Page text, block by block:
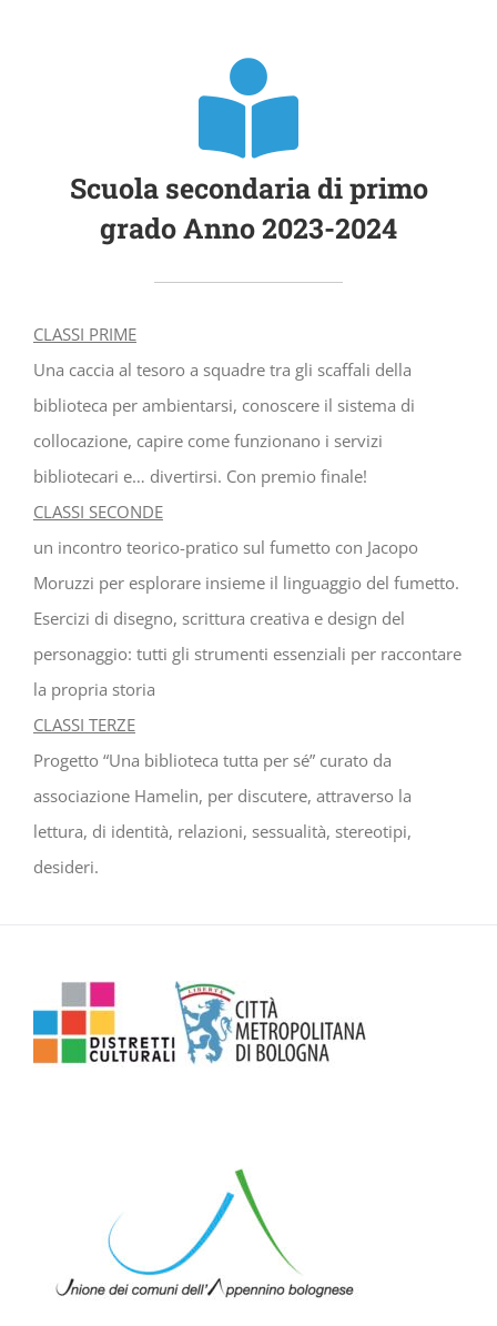
Scuola secondaria di primo
grado Anno 2023-2024
CLASSI PRIME
Una caccia al tesoro a squadre tra gli scaffali della
biblioteca per ambientarsi, conoscere il sistema di
collocazione, capire come funzionano i servizi
bibliotecari e… divertirsi. Con premio finale!
CLASSI SECONDE
un incontro teorico-pratico sul fumetto con Jacopo
Moruzzi per esplorare insieme il linguaggio del fumetto.
Esercizi di disegno, scrittura creativa e design del
personaggio: tutti gli strumenti essenziali per raccontare
la propria storia
CLASSI TERZE
Progetto “Una biblioteca tutta per sé” curato da
associazione Hamelin, per discutere, attraverso la
lettura, di identità, relazioni, sessualità, stereotipi,
desideri.